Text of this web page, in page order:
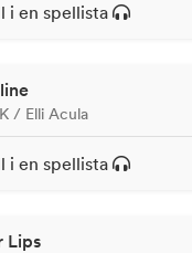
i en spellista
/ Elli Acula
i en spellista
Lips